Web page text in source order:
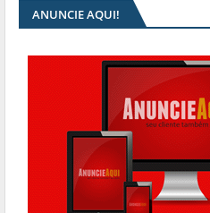
ANUNCIE AQUI!